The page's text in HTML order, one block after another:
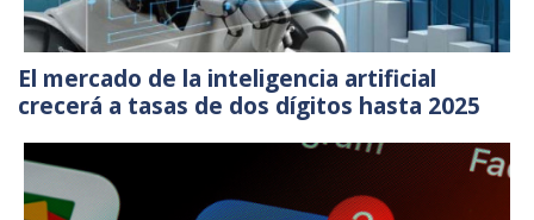
El mercado de la inteligencia artificial
crecerá a tasas de dos dígitos hasta 2025